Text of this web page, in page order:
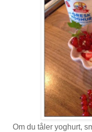
Om du tåler yoghurt,